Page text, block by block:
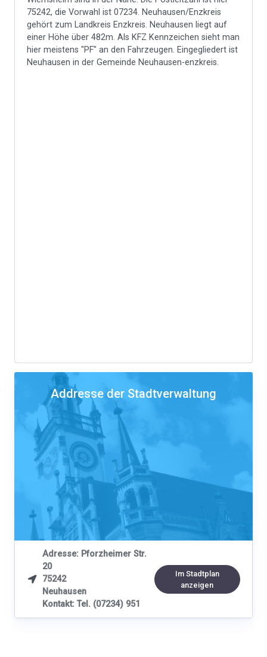
75242, die Vorwahl ist 07234. Neuhausen/Enzkreis
gehört zum Landkreis Enzkreis. Neuhausen liegt auf
einer Höhe über 482m. Als KFZ Kennzeichen sieht man
hier meistens "PF" an den Fahrzeugen. Eingegliedert ist
Neuhausen in der Gemeinde Neuhausen-enzkreis.
Addresse der Stadtverwaltung

Adresse: Pforzheimer Str.
20
75242
Neuhausen
Kontakt: Tel. (07234) 951
Im Stadtplan
anzeigen